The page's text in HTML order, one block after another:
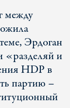
между
Эрдоган
«разделяй и
HDP в
партию –